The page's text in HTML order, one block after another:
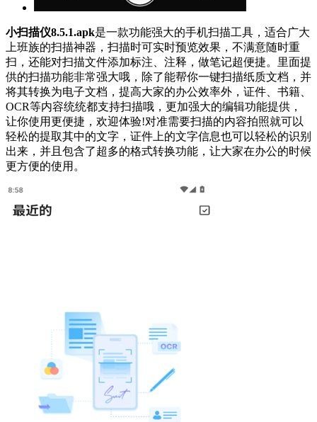
小扫描仪8.5.1.apk是一款功能强大的手机扫描工具，适合广大
上班族的扫描神器，扫描时可实时预览效果，不满意随时重
扫，还能对扫描文件添加标注、注释，做笔记超便捷。里面提
供的扫描功能非常强大哦，除了能帮你一键扫描纸质文档，并
将其转换为电子文档，提高大家的办公效率外，证件、书籍、
OCR等内容统统都支持扫描哦，更加强大的编辑功能提供，
让你使用更便捷，欢迎体验!对准需要扫描的内容拍照就可以
轻松的提取其中的文字，证件上的文字信息也可以轻松的识别
出来，并且包含了超多的格式转换功能，让大家在办公的时候
更方便的使用。